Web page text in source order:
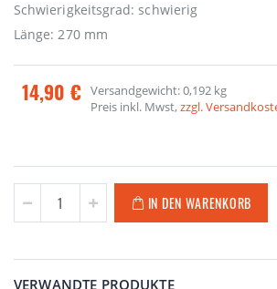
Schwierigkeitsgrad: schwierig
Länge: 270 mm
14,90 € Versandgewicht: 0,192 kg
Preis inkl. Mwst,zzgl.
IN DEN WARENKORB
VERWANDTE PRODUKTE